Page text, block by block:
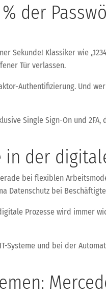
der
Sekunde! Klassiker wie
Tür verlassen.
Authentifizierung. Und
Single Sign-On und
der
bei flexiblen
Datenschutz bei
Prozesse wird immer
und bei der